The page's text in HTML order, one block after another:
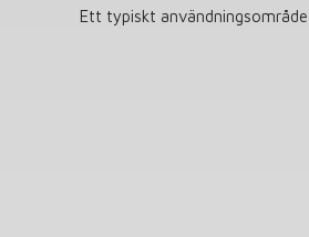
Ett typiskt